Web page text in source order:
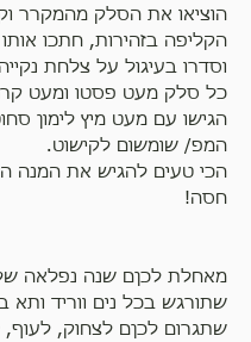
הוציאו את הסלק מהמקרר
הקליפה בזהירות, חתכו
וסדרו בעיגול על צלחת
כל סלק מעט פסטו ומעט
הגישו עם מעט מיץ לימון
המפ/ שומשום לקישוט.
הכי טעים להגיש את המנה
חסה!
מאחלת לכןם שנה נפלאה
שתורגש בכל נים ווריד ותא
שתגרום לכןם לצחוק, לעוף,